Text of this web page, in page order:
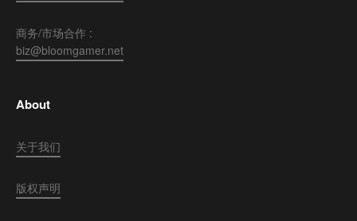
商务/市场合作 :
biz@bloomgamer.net
About
关于我们
版权声明